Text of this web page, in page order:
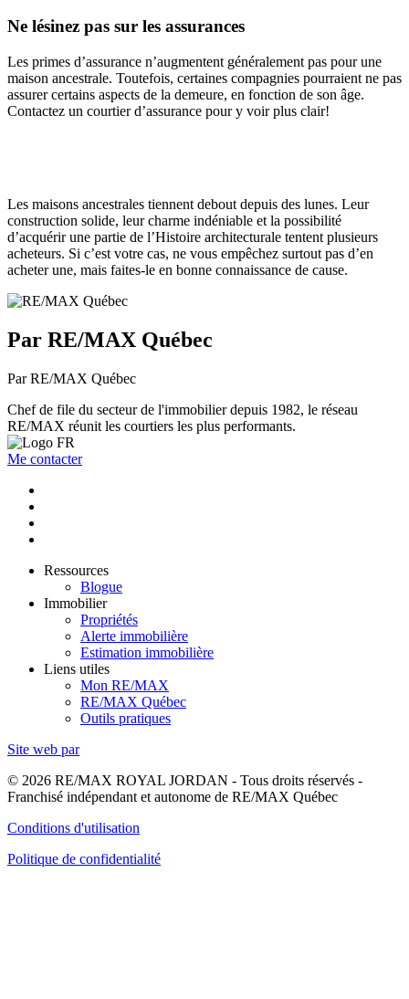
Ne lésinez pas sur les assurances
Les primes d’assurance n’augmentent généralement pas pour une
maison ancestrale. Toutefois, certaines compagnies pourraient ne pas
assurer certains aspects de la demeure, en fonction de son âge.
Contactez un courtier d’assurance pour y voir plus clair!
Les maisons ancestrales tiennent debout depuis des lunes. Leur
construction solide, leur charme indéniable et la possibilité
d’acquérir une partie de l’Histoire architecturale tentent plusieurs
acheteurs. Si c’est votre cas, ne vous empêchez surtout pas d’en
acheter une, mais faites-le en bonne connaissance de cause.
Par RE/MAX Québec
Par RE/MAX Québec
Chef de file du secteur de l'immobilier depuis 1982, le réseau
RE/MAX réunit les courtiers les plus performants.
Me contacter
Ressources
Blogue
Immobilier
Propriétés
Alerte immobilière
Estimation immobilière
Liens utiles
Mon RE/MAX
RE/MAX Québec
Outils pratiques
Site web par
© 2026 RE/MAX ROYAL JORDAN - Tous droits réservés -
Franchisé indépendant et autonome de RE/MAX Québec
Conditions d'utilisation
Politique de confidentialité